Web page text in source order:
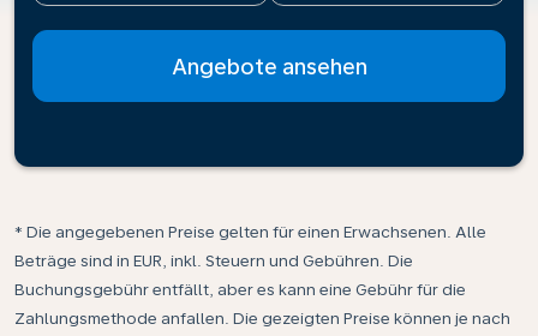
Angebote ansehen
* Die angegebenen Preise gelten für einen Erwachsenen. Alle
Beträge sind in EUR, inkl. Steuern und Gebühren. Die
Buchungsgebühr entfällt, aber es kann eine Gebühr für die
Zahlungsmethode anfallen. Die gezeigten Preise können je nach